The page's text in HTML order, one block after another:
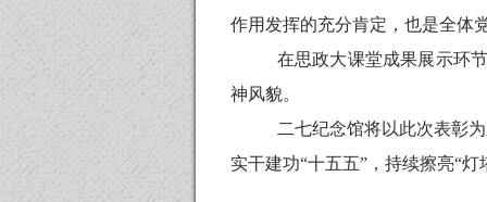
作用发挥的充分肯定，也是全体
在思政大课堂成果展示环
神风貌。
二七纪念馆将以此次表彰
实干建功“十五五”，持续擦亮“灯